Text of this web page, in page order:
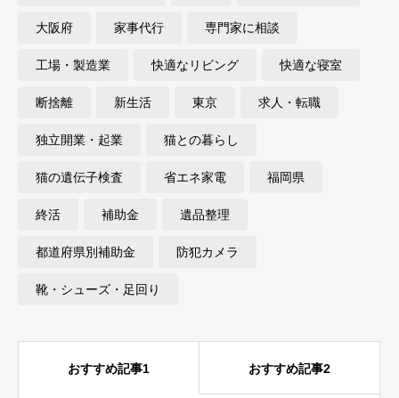
大阪府 家事代行 専門家に相談
工場・製造業 快適なリビング 快適な寝室
断捨離 新生活 東京 求人・転職
独立開業・起業 猫との暮らし
猫の遺伝子検査 省エネ家電 福岡県
終活 補助金 遺品整理
都道府県別補助金 防犯カメラ
靴・シューズ・足回り
おすすめ記事1 おすすめ記事2